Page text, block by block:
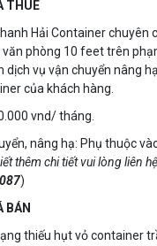
THUÊ
Hải Container chuyên
phòng 10 feet trên
dịch vụ vận chuyển nâng
của khách hàng.
vnd/ tháng.
nâng hạ: Phụ thuộc
thêm chi tiết vui lòng liên
)
BÁN
thiếu hụt vỏ container